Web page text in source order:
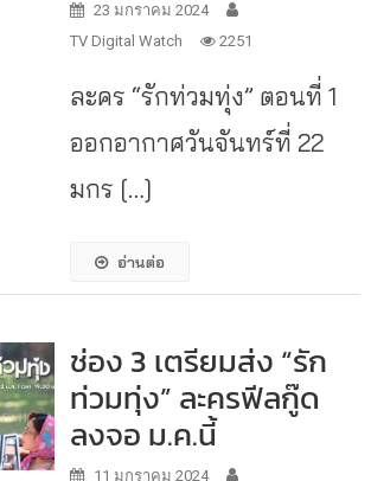
23 มกราคม 2024
TV Digital Watch
2251
ละคร “รักท่วมทุ่ง” ตอนที่ 1
ออกอากาศวันจันทร์ที่ 22
มกร […]
อ่านต่อ
ช่อง 3 เตรียมส่ง “รัก
ท่วมทุ่ง” ละครฟีลกู๊ด
ลงจอ ม.ค.นี้
11 มกราคม 2024